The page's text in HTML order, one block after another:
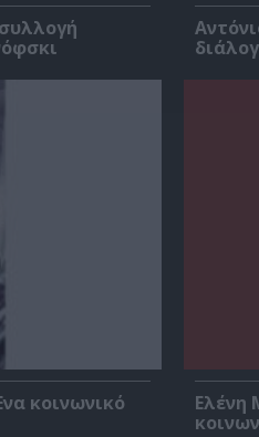
κοινωνικό
Ελένη